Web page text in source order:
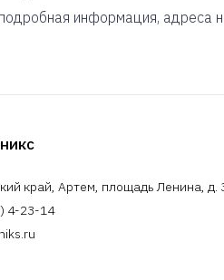
информация, адреса
край, Артем, площадь Ленина, д.
4-23-14